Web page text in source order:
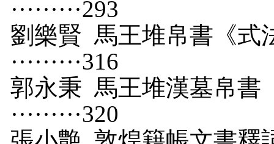
·········293
劉樂賢 馬王堆帛書《式
·········316
郭永秉 馬王堆漢墓帛書
·········320